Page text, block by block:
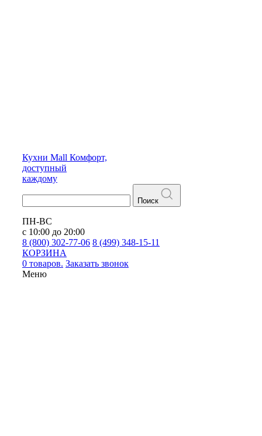
Кухни Mall Комфорт,
доступный
каждому
Поиск
ПН-ВС
с 10:00 до 20:00
8 (800) 302-77-06 8 (499) 348-15-11
КОРЗИНА
0 товаров. Заказать звонок
Меню